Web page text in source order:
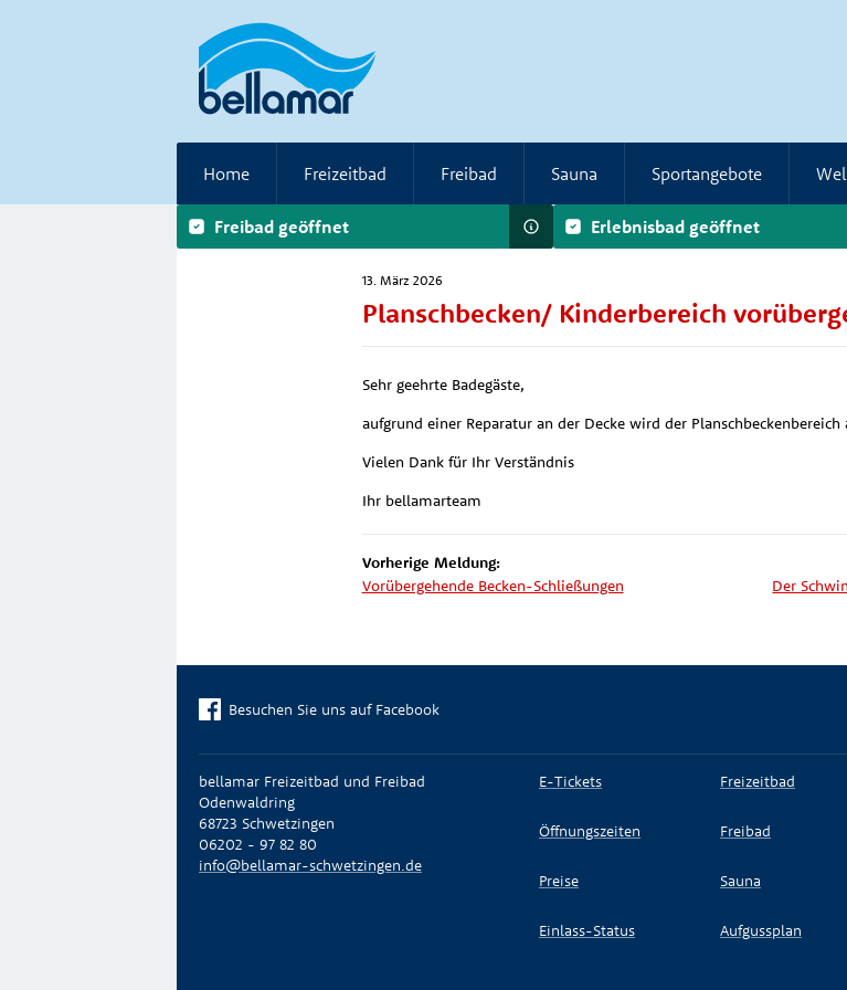
Home Freizeitbad Freibad Sauna Sportangebote
Freibad geöffnet Erlebnisbad geöffnet
13. März 2026
Planschbecken/ Kinderbereich
Sehr geehrte Badegäste,
aufgrund einer Reparatur an der Decke wird der Planschbeckenbereich
Vielen Dank für Ihr Verständnis
Ihr bellamarteam
Vorherige Meldung:
Vorübergehende Becken-Schließungen
Der
Besuchen Sie uns auf Facebook
bellamar Freizeitbad und Freibad
Odenwaldring
68723 Schwetzingen
06202 - 97 82 80
info@bellamar-schwetzingen.de
E-Tickets
Öffnungszeiten
Preise
Einlass-Status
Freizeitbad
Freibad
Sauna
Aufgussplan